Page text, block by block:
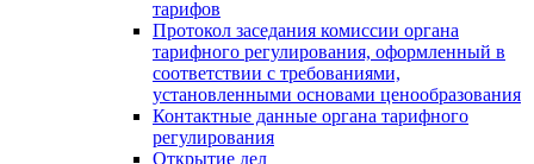
тарифов
Протокол заседания комиссии органа
тарифного регулирования, оформленный в
соответствии с требованиями,
установленными основами ценообразования
Контактные данные органа тарифного
регулирования
Открытие дел